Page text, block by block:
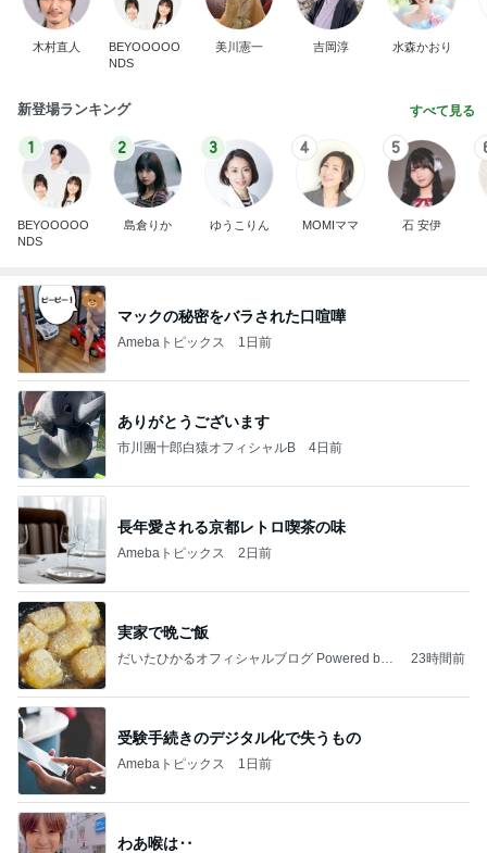
木村直人
BEYOOOOO
NDS
美川憲一 吉岡淳 水森かおり
新登場ランキング すべて見る
1
BEYOOOOO
NDS
2
島倉りか
3
ゆうこりん
4
MOMIママ
5
石 安伊
マックの秘密をバラされた口喧嘩
Amebaトピックス 1日前
ありがとうございます
市川團十郎白猿オフィシャルB 4日前
長年愛される京都レトロ喫茶の味
Amebaトピックス 2日前
実家で晩ご飯
だいたひかるオフィシャルブログ Powered by
23時間前
受験手続きのデジタル化で失うもの
Amebaトピックス 1日前
わあ喉は‥